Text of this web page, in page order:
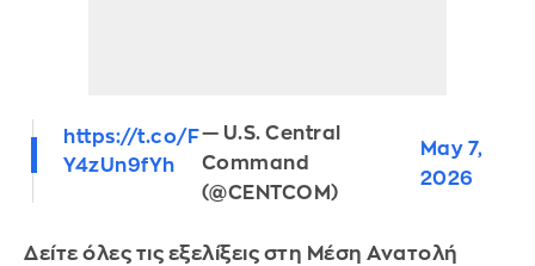
https://t.co/F
Y4zUn9fYh
— U.S. Central
Command
(@CENTCOM)
May 7,
2026
Δείτε όλες τις εξελίξεις στη Μέση Ανατολή